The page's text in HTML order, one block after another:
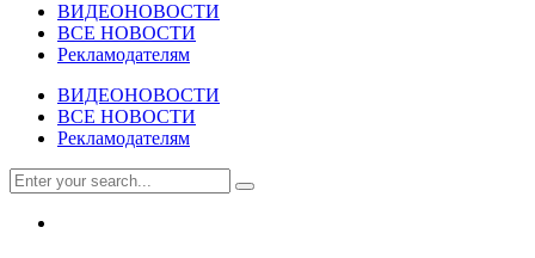
ВИДЕОНОВОСТИ
ВСЕ НОВОСТИ
Рекламодателям
ВИДЕОНОВОСТИ
ВСЕ НОВОСТИ
Рекламодателям